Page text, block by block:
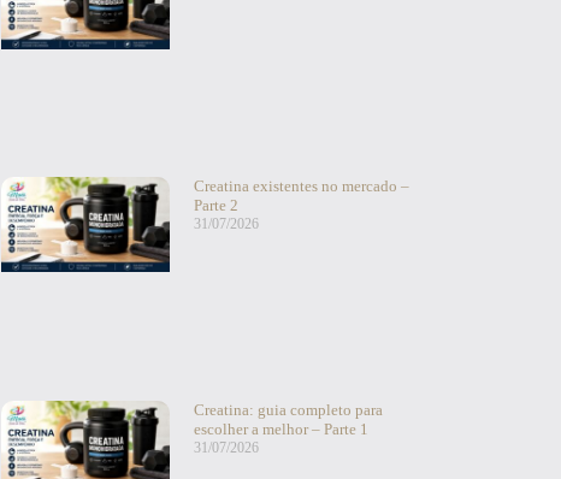
Creatina existentes no mercado –
Parte 2
31/07/2026
Creatina: guia completo para
escolher a melhor – Parte 1
31/07/2026